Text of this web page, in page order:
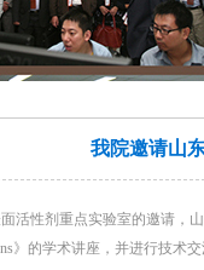
我院邀请山
活性剂重点实验室的邀请，
》的学术讲座，并进行技术